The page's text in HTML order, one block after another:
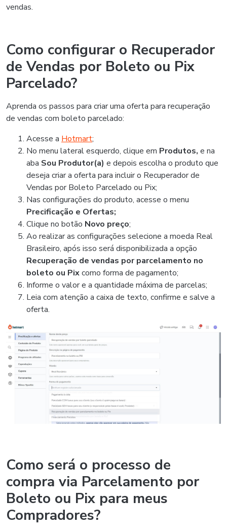
vendas.
Como configurar o Recuperador
de Vendas por Boleto ou Pix
Parcelado?
Aprenda os passos para criar uma oferta para recuperação
de vendas com boleto parcelado:
Acesse a Hotmart;
No menu lateral esquerdo, clique em Produtos, e na
aba Sou Produtor(a) e depois escolha o produto que
deseja criar a oferta para incluir o Recuperador de
Vendas por Boleto Parcelado ou Pix;
Nas configurações do produto, acesse o menu
Precificação e Ofertas;
Clique no botão Novo preço;
Ao realizar as configurações selecione a moeda Real
Brasileiro, após isso será disponibilizada a opção
Recuperação de vendas por parcelamento no
boleto ou Pixcomo forma de pagamento;
Informe o valor e a quantidade máxima de parcelas;
Leia com atenção a caixa de texto, confirme e salve a
oferta.
Como será o processo de
compra via Parcelamento por
Boleto ou Pix para meus
Compradores?